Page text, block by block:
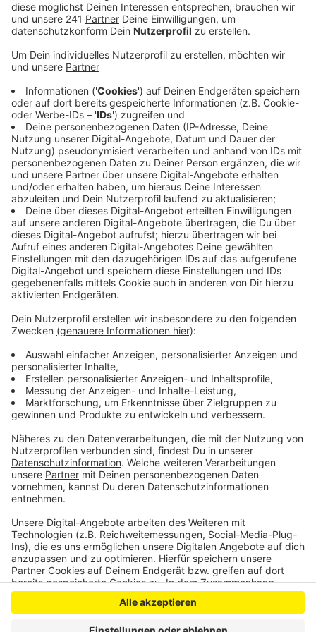
Anzeige
bekommen, hat der Integrationsrat Leverkusen
diese Woche die ersten Willkommenspakete
verteilt.
Veröffentlicht:Freitag, 08.04.2022 06:39
Anzeige
Haltbare Lebensmittel, Hygieneartikel oder auch
Windeln für Babys – damit sollen die ukrainischen
Neuankömmlinge mit Hilfe der Willkommenspakete
erst einmal versorgt werden. Entsprechende Spenden
sind in den letzten Wochen vielfach beim Haus der
Integration in Manfort abgegeben worden. Zur ersten
Ausgabe der daraus gepackten Willkommenspakete
waren diese Woche über 100 Ukraine-Flüchtlinge
gekommen – ein überwältigender Auftakt, sagt der
unbedingt weitermachen. Wer sich mit Spenden
beteiligen möchte, kann die morgen zwischen 11 und
15 Uhr am Haus der Integration abgeben. Die nächste
Ausgabe der Willkommenspakete ist dann heute ab 17
Uhr.
Anzeige
Anzeige